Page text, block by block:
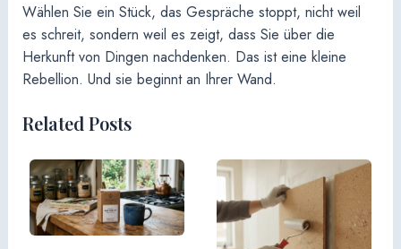
Wählen Sie ein Stück, das Gespräche stoppt, nicht weil
es schreit, sondern weil es zeigt, dass Sie über die
Herkunft von Dingen nachdenken. Das ist eine kleine
Rebellion. Und sie beginnt an Ihrer Wand.
Related Posts